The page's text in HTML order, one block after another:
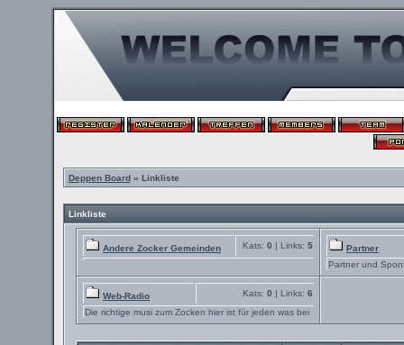
Deppen Board» Linkliste
Linkliste
Andere Zocker Gemeinden Kats: 0 | Links: 5
Partner
Partner und
Web-Radio Kats: 0 | Links: 6
Die richtige musi zum Zocken hier ist für jeden was bei